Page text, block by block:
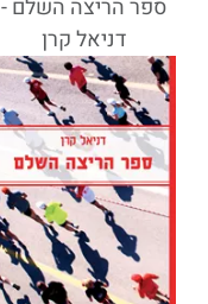
ספר הריצה השלם -
דניאל קרן